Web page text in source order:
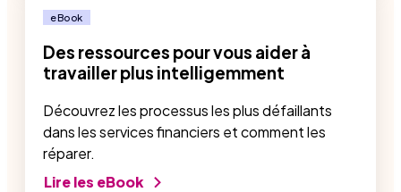
eBook
Des ressources pour vous aider à
travailler plus intelligemment
Découvrez les processus les plus défaillants
dans les services financiers et comment les
réparer.
Lire les eBook